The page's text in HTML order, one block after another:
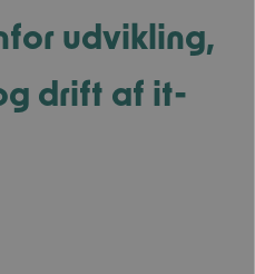
udvikling,
drift af it-